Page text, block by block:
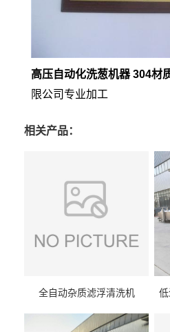
高压自动化洗葱机器 304材
限公司专业加工
相关产品：
全自动杂质滤浮清洗机